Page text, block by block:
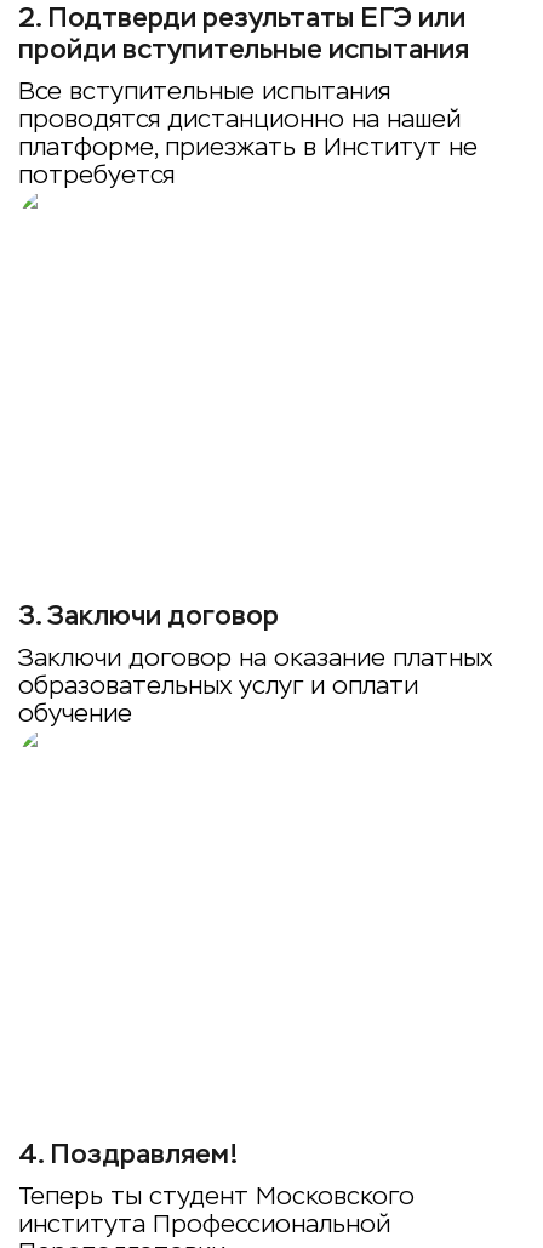
2. Подтверди результаты ЕГЭ или
пройди вступительные испытания
Все вступительные испытания
проводятся дистанционно на нашей
платформе, приезжать в Институт не
потребуется
3.Заключи договор
Заключи договор на оказание платных
образовательных услуг и оплати
обучение
4. Поздравляем!
Теперь ты студент Московского
института Профессиональной